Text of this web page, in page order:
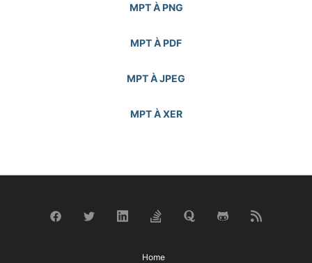
MPT À PNG
MPT À PDF
MPT À JPEG
MPT À XER
Home